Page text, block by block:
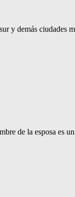
y demás ciudades
de la esposa es